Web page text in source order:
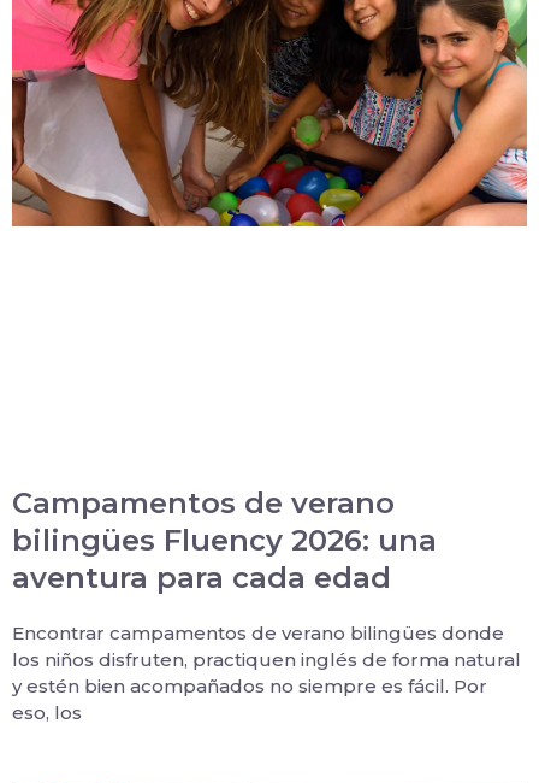
Campamentos de verano
bilingües Fluency 2026: una
aventura para cada edad
Encontrar campamentos de verano bilingües donde
los niños disfruten, practiquen inglés de forma natural
y estén bien acompañados no siempre es fácil. Por
eso, los